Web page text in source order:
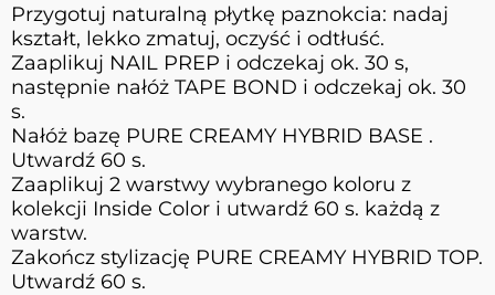
Przygotuj naturalną płytkę paznokcia: nadaj
kształt, lekko zmatuj, oczyść i odtłuść.
Zaaplikuj NAIL PREP i odczekaj ok. 30 s,
następnie nałóż TAPE BOND i odczekaj ok. 30
s.
Nałóż bazę PURE CREAMY HYBRID BASE .
Utwardź 60 s.
Zaaplikuj 2 warstwy wybranego koloru z
kolekcji Inside Color i utwardź 60 s. każdą z
warstw.
Zakończ stylizację PURE CREAMY HYBRID TOP.
Utwardź 60 s.